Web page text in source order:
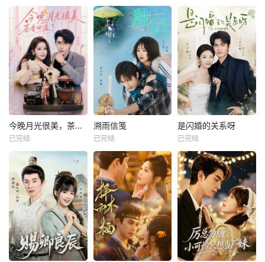
今晚月光很美，茶香四溢
已完结
溯雨信笺
已完结
是闪婚的关系呀
已完结